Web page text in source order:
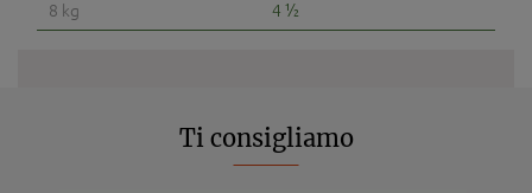
8 kg
4 ½
Ti consigliamo